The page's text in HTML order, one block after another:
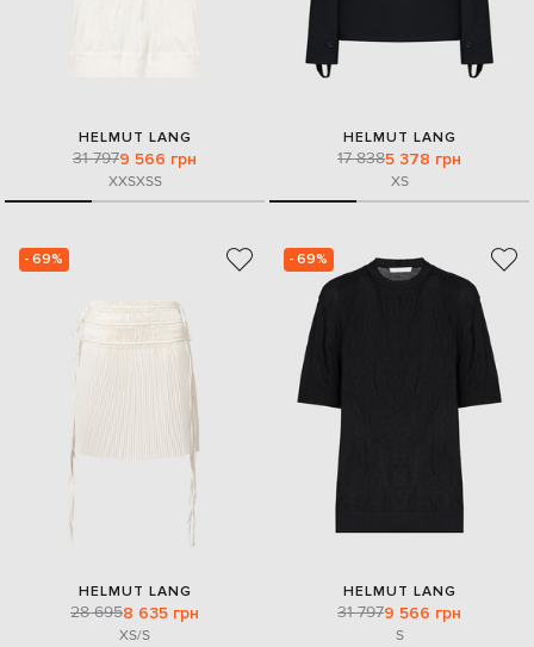
HELMUT LANG
31 7979 566 грн
XXSXSS
HELMUT LANG
17 8385 378 грн
XS
- 69%
HELMUT LANG
28 6958 635 грн
XS/S
- 69%
HELMUT LANG
31 7979 566 грн
S